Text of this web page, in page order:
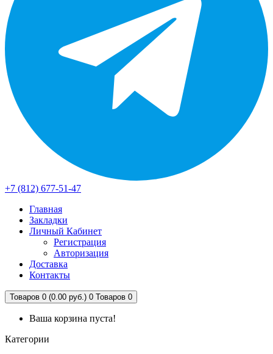
+7 (812) 677-51-47
Главная
Закладки
Личный Кабинет
Регистрация
Авторизация
Доставка
Контакты
Товаров 0 (0.00 руб.) 0 Товаров 0
Ваша корзина пуста!
Категории